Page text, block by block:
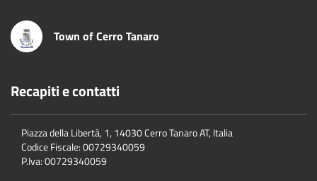
Town of Cerro Tanaro
Recapiti e contatti
Piazza della Libertà, 1, 14030 Cerro Tanaro AT, Italia
Codice Fiscale: 00729340059
P.Iva: 00729340059